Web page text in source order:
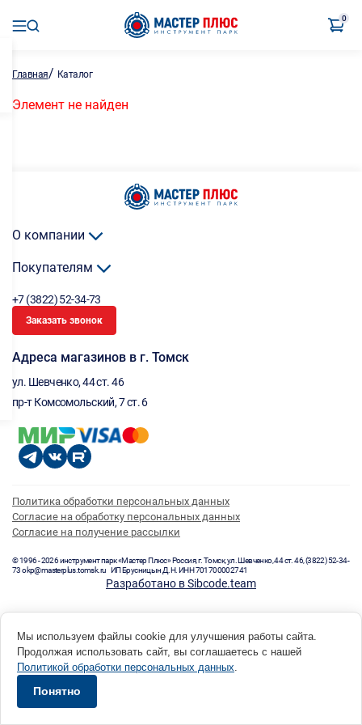
0
Главная/ Каталог
Элемент не найден
О компании
Покупателям
+7 (3822) 52-34-73
Заказать звонок
Адреса магазинов в г. Томск
ул. Шевченко, 44 ст. 46
пр-т Комсомольский, 7 ст. 6
Политика обработки персональных данных
Согласие на обработку персональных данных
Согласие на получение рассылки
© 1996 - 2026 инструмент парк «Мастер Плюс» Россия, г. Томск, ул. Шевченко, 44 ст. 46, (3822) 52-34-
73 okp@masterplus.tomsk.ru ИП Брусницын Д.Н. ИНН 701700002741
Разработано в Sibcode.team
Мы используем файлы cookie для улучшения работы сайта.
Продолжая использовать сайт, вы соглашаетесь с нашей
Политикой обработки персональных данных.
Понятно